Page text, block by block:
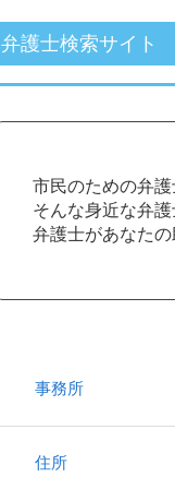
弁護士検索サイト
市民のための弁
そんな身近な弁
弁護士があなたの
事務所
住所